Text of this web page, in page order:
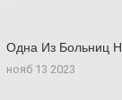
Одна Из Больниц
нояб 13 2023